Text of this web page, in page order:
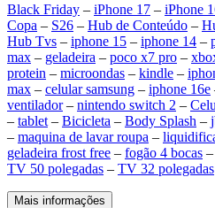
Black Friday – iPhone 17 – iPhone
Copa – S26 – Hub de Conteúdo –
Hub Tvs – iphone 15 – iphone 14 –
max – geladeira – poco x7 pro –
protein – microondas – kindle –
max – celular samsung – iphone 16e
ventilador– nintendo switch 2 –
– tablet – Bicicleta – Body Splash –
– maquina de lavar roupa –
geladeira frost free – fogão 4 bocas –
TV 50 polegadas – TV 32 polegadas
Mais informações